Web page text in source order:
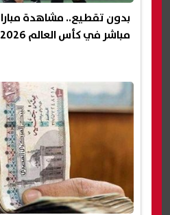
بدون تقطيع.. مشاهدة
مباشر في كأس العالم 2026